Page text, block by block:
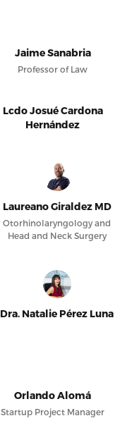
Jaime Sanabria
Professor of Law
Lcdo Josué Cardona
Hernández
Laureano Giraldez MD
Otorhinolaryngology and
Head and Neck Surgery
Dra. Natalie Pérez Luna
Orlando Alomá
Startup Project Manager